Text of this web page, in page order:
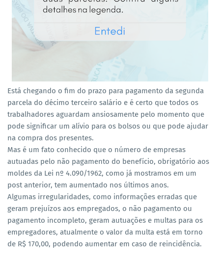
Está chegando o fim do prazo para pagamento da segunda
parcela do décimo terceiro salário e é certo que todos os
trabalhadores aguardam ansiosamente pelo momento que
pode significar um alívio para os bolsos ou que pode ajudar
na compra dos presentes.
Mas é um fato conhecido que o número de empresas
autuadas pelo não pagamento do benefício, obrigatório aos
moldes da Lei nº 4.090/1962, como já mostramos em um
post anterior, tem aumentado nos últimos anos.
Algumas irregularidades, como informações erradas que
geram prejuízos aos empregados, o não pagamento ou
pagamento incompleto, geram autuações e multas para os
empregadores, atualmente o valor da multa está em torno
de R$ 170,00, podendo aumentar em caso de reincidência.